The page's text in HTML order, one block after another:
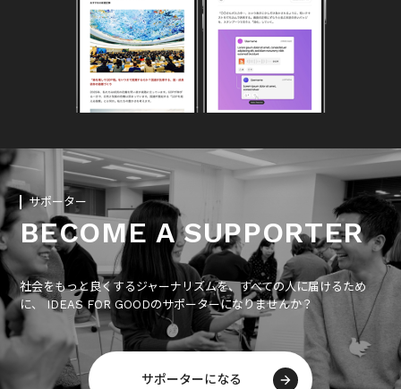
サポーター
BECOME A SUPPORTER
社会をもっと良くするジャーナリズムを、すべての人に届けるため
に、 IDEAS FOR GOODのサポーターになりませんか？
サポーターになる